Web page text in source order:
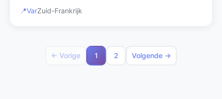
📍VarZuid-Frankrijk
← Vorige 1 2 Volgende →